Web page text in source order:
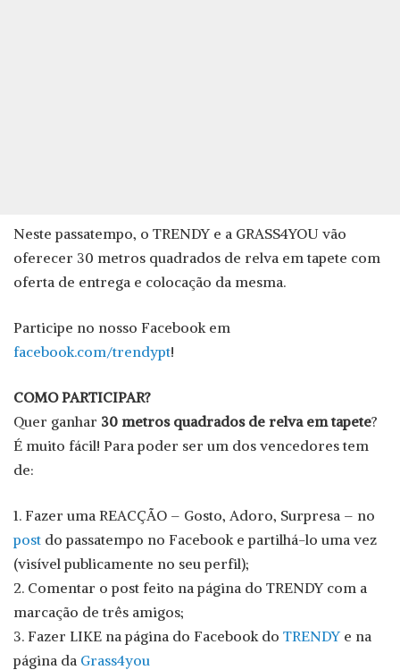
Neste passatempo, o TRENDY e a GRASS4YOU vão
oferecer 30 metros quadrados de relva em tapete com
oferta de entrega e colocação da mesma.
Participe no nosso Facebook em
facebook.com/trendypt!
COMO PARTICIPAR?
Quer ganhar 30 metros quadrados de relva em tapete?
É muito fácil! Para poder ser um dos vencedores tem
de:
1. Fazer uma REACÇÃO – Gosto, Adoro, Surpresa – no
post do passatempo no Facebook e partilhá-lo uma vez
(visível publicamente no seu perfil);
2. Comentar o post feito na página do TRENDY com a
marcação de três amigos;
3. Fazer LIKE na página do Facebook do TRENDY e na
página da Grass4you